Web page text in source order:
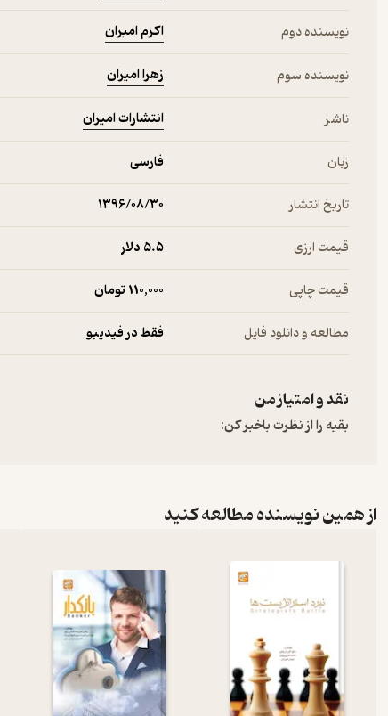
نویسنده دوم اکرم امیران
نویسنده سوم زهرا امیران
ناشر انتشارات امیران
زبان فارسی
تاریخ انتشار ۱۳۹۶/۰۸/۳۰
قیمت ارزی 5.۵ دلار
قیمت چاپی 110,000 تومان
مطالعه و دانلود فایل فقط در فیدیبو
نقد و امتیاز من
بقیه را از نظرت باخبر کن:
از همین نویسنده مطالعه کنید